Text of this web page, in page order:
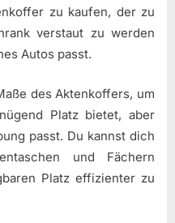
zu kaufen, der zu
verstaut zu werden
Autos passt.
des Aktenkoffers, um
Platz bietet, aber
passt. Du kannst dich
und Fächern
Platz effizienter zu